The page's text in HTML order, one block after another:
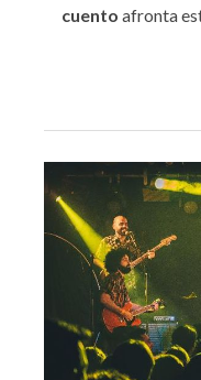
cuento afronta